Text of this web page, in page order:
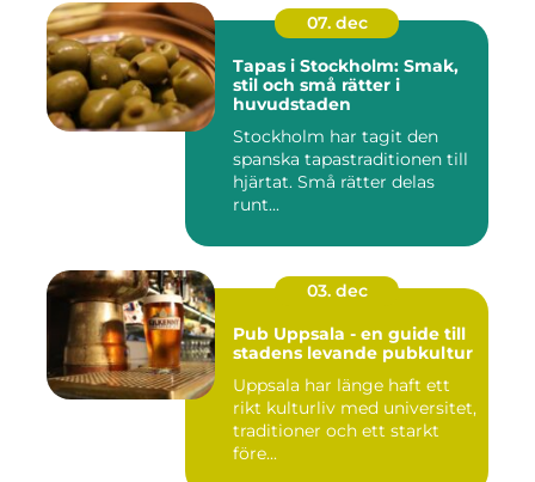
07. dec
Tapas i Stockholm: Smak,
stil och små rätter i
huvudstaden
Stockholm har tagit den
spanska tapastraditionen till
hjärtat. Små rätter delas
runt...
03. dec
Pub Uppsala - en guide till
stadens levande pubkultur
Uppsala har länge haft ett
rikt kulturliv med universitet,
traditioner och ett starkt
före...